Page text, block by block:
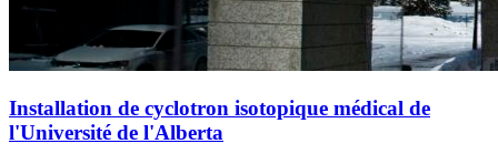
Installation de cyclotron isotopique médical de
l'Université de l'Alberta